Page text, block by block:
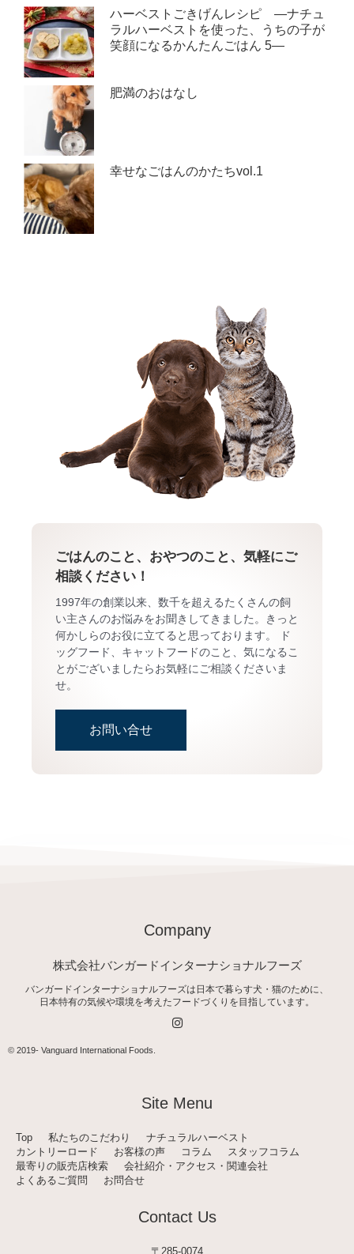
ハーベストごきげんレシピ ―ナチュ
ラルハーベストを使った、うちの子が
笑顔になるかんたんごはん 5―
肥満のおはなし
幸せなごはんのかたちvol.1
ごはんのこと、おやつのこと、気軽にご
相談ください！
1997年の創業以来、数千を超えるたくさんの飼
い主さんのお悩みをお聞きしてきました。きっと
何かしらのお役に立てると思っております。 ド
ッグフード、キャットフードのこと、気になるこ
とがございましたらお気軽にご相談くださいま
せ。
お問い合せ
Company
株式会社バンガードインターナショナルフーズ
バンガードインターナショナルフーズは日本で暮らす犬・猫のために、
日本特有の気候や環境を考えたフードづくりを目指しています。
I
n
a
m
© 2019- Vanguard International Foods
Site Menu
Top 私たちのこだわり
ナチュラルハーベスト
カントリーロード
お客様の声 コラム
スタッフコラム
最寄りの販売店検索
会社紹介・アクセス・関連会社
よくあるご質問
お問合せ
Contact Us
〒285-0074